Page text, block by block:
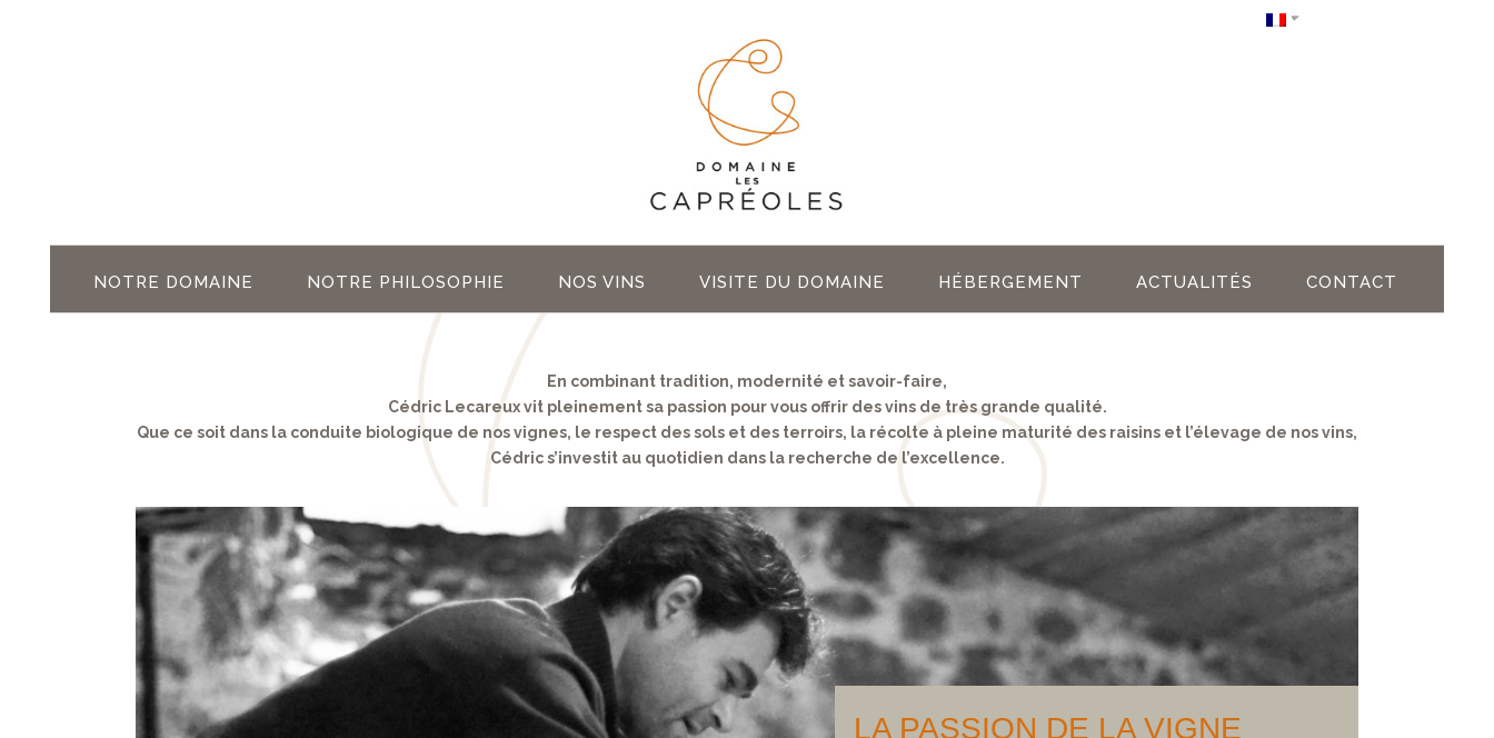
NOTRE DOMAINE NOTRE PHILOSOPHIE NOS VINS VISITE DU DOMAINE HÉBERGEMENT ACTUALITÉS CONTACT
En combinant tradition, modernité et savoir-faire,
Cédric Lecareux vit pleinement sa passion pour vous offrir des vins de très grande qualité.
Que ce soit dans la conduite biologique de nos vignes, le respect des sols et des terroirs, la récolte à pleine maturité des raisins et l’élevage de nos vins,
Cédric s’investit au quotidien dans la recherche de l’excellence.